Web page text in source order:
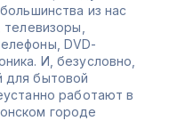
из нас
DVD-
И, безусловно,
для бытовой
работают в
городе